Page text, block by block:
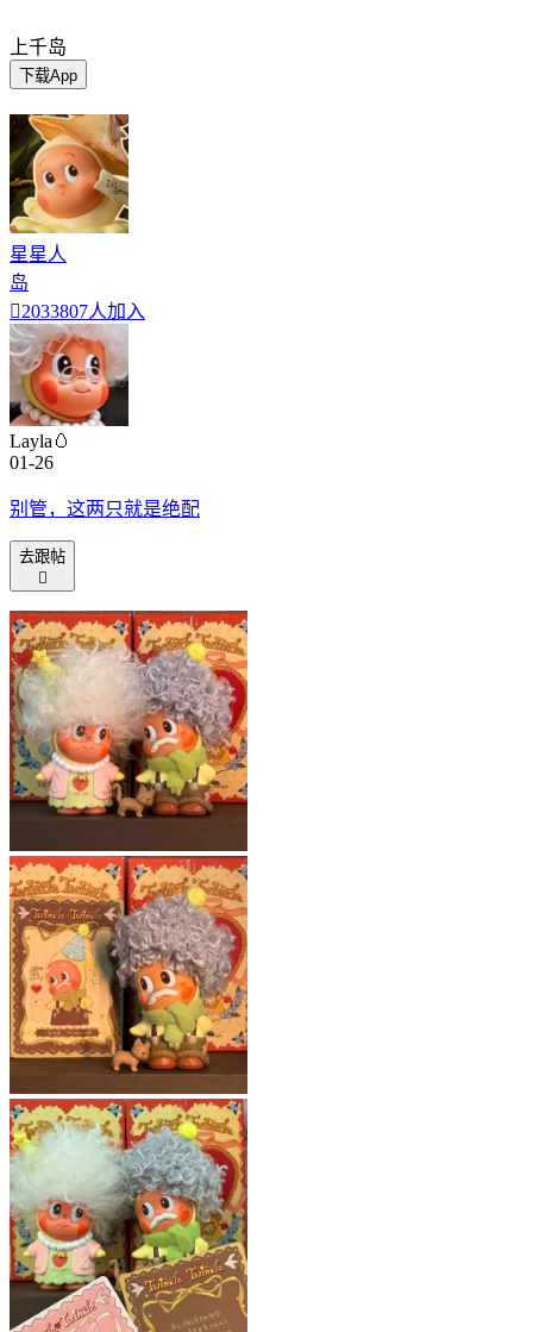
上千岛
下载App
星星人
岛
2033807人加入
Layla🥚
01-26
别管，这两只就是绝配
去跟帖
